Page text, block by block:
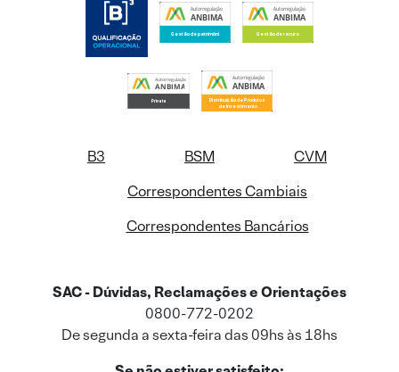
B3 BSM
CVM
Correspondentes Cambiais
Correspondentes Bancários
SAC - Dúvidas, Reclamações e Orientações
0800-772-0202
De segunda a sexta-feira das 09hs às 18hs